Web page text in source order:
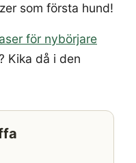
som första hund!
för nybörjare
Kika då i den